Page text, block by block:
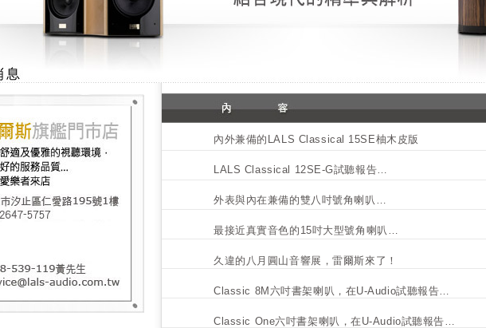
內外兼備的LALS Classical 15SE柚木皮版
LALS Classical 12SE-G試聽報告…
外表與內在兼備的雙八吋號角喇叭…
最接近真實音色的15吋大型號角喇叭…
久違的八月圓山音響展，雷爾斯來了！
Classic 8M六吋書架喇叭，在U-Audio試聽報告…
Classic One六吋書架喇叭，在U-Audio試聽報告…